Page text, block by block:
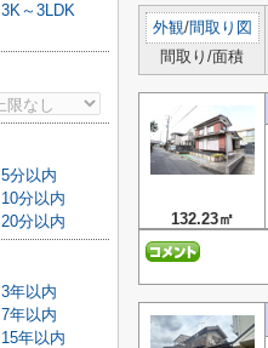
外観/間取り図
間取り/面積
132.23㎡
3K～3LDK
5分以内
10分以内
20分以内
3年以内
7年以内
15年以内